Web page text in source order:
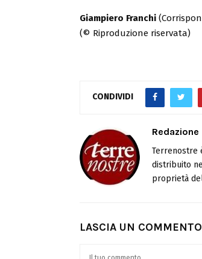
Giampiero Franchi
(© Riproduzione riservata)
CONDIVIDI
Redazione
Terrenostre
distribuito
proprietà
LASCIA UN COMMENTO